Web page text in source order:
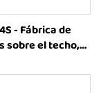
- Fábrica de
sobre el techo,
al aire libre,